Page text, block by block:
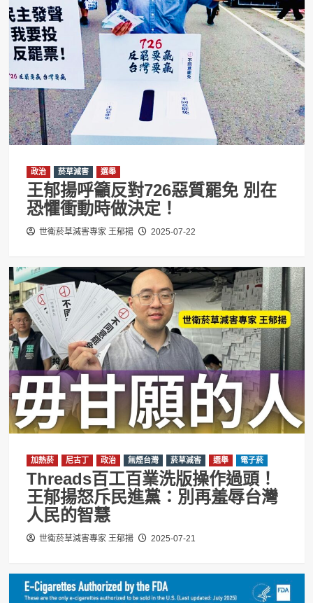
政治 菸草減害 選舉
王郁揚呼籲反對726惡質罷免 別在
恐懼衝動時做決定！
世衛菸草減害專家 王郁揚 2025-07-22
加熱菸 尼古丁 政治 無煙台灣 菸草減害 選舉 電子菸
Threads百工百業洗版操作過頭！
王郁揚怒斥民進黨：別再羞辱台灣
人民的智慧
世衛菸草減害專家 王郁揚 2025-07-21